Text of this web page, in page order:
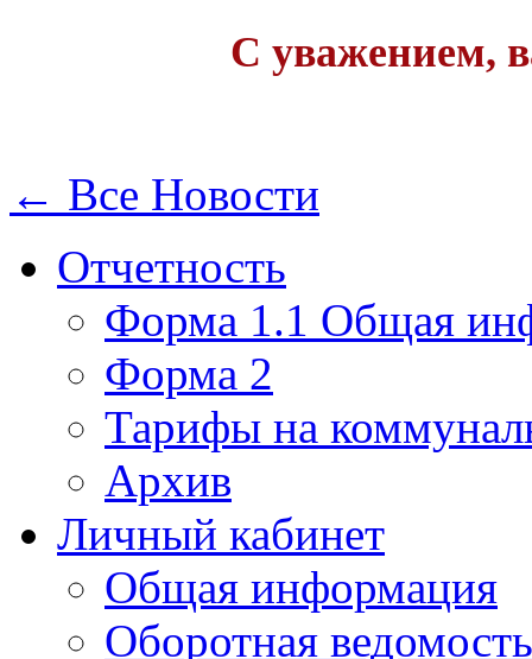
С уважением,
← Все Новости
Отчетность
Форма 1.1 Общая
Форма 2
Тарифы на
Архив
Личный кабинет
Общая информация
Оборотная ведомость